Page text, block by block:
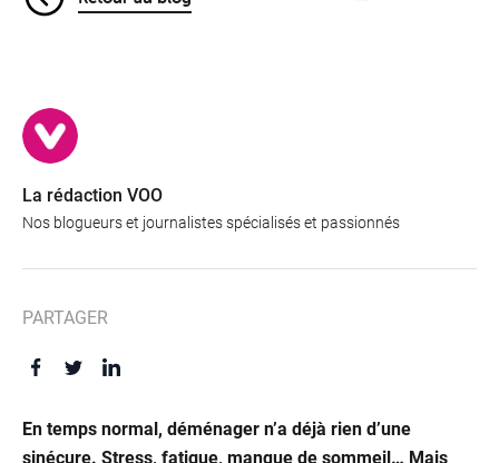
En temps normal, déménager n’a déjà rien d’une
sinécure. Stress, fatigue, manque de sommeil… Mais
La rédaction VOO
Nos blogueurs et journalistes spécialisés et passionnés
PARTAGER